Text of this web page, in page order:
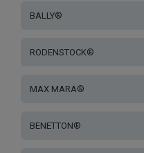
BALLY®
RODENSTOCK®
MAX MARA®
BENETTON®